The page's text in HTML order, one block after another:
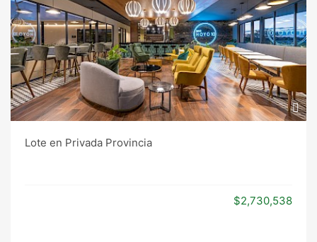
Lote en Privada Provincia
$2,730,538